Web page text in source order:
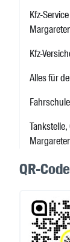
Kfz-
Kfz-
Alles für
QR-Code